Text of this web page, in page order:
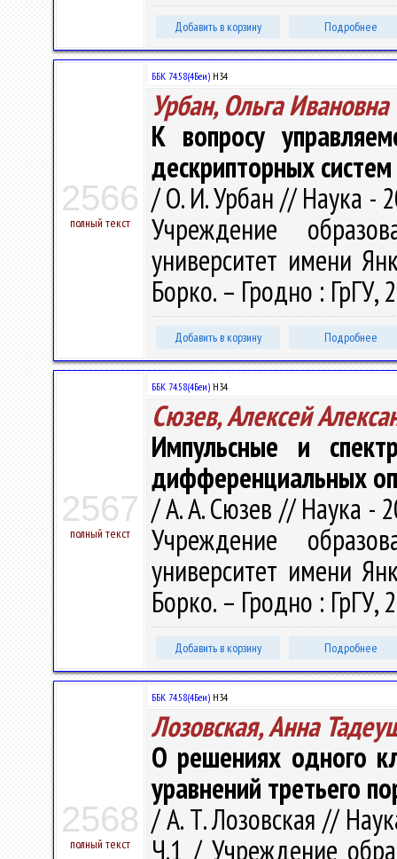
Добавить в корзину Подробнее
2566
полный текст
ББК 74.58(4Беи) Н34
Урбан, Ольга Ивановна
К вопросу
дескрипторных систем
/ О. И. Урбан // Наука -
Учреждение
университет имени
Борко. – Гродно : ГрГУ,
Добавить в корзину Подробнее
2567
полный текст
ББК 74.58(4Беи) Н34
Сюзев, Алексей
Импульсные и
дифференциальных
/ А. А. Сюзев // Наука -
Учреждение
университет имени
Борко. – Гродно : ГрГУ,
Добавить в корзину Подробнее
2568
полный текст
ББК 74.58(4Беи) Н34
Лозовская, Анна
О решениях одного
уравнений третьего
/ А. Т. Лозовская //
Ч.1 / Учреждение